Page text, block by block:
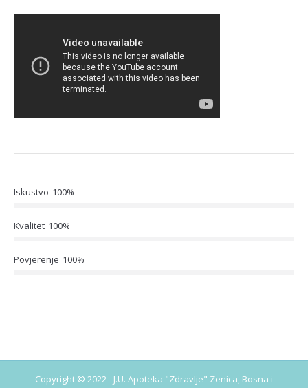
Iskustvo 100%
Kvalitet 100%
Povjerenje 100%
Copyright © 2022 - J.U. Apoteka "Zdravlje" Zenica, Bosna i